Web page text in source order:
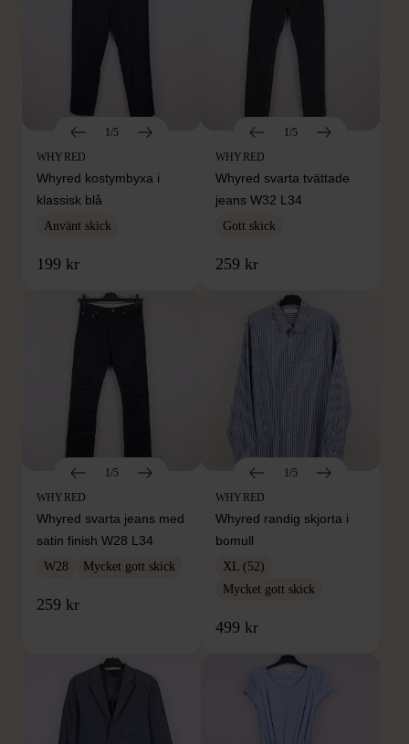
1/5
WHYRED
Whyred kostymbyxa i
klassisk blå
Använt skick
199 kr
1/5
WHYRED
Whyred svarta tvättade
jeans W32 L34
Gott skick
259 kr
1/5
WHYRED
Whyred svarta jeans med
satin finish W28 L34
W28 Mycket gott skick
259 kr
1/5
WHYRED
Whyred randig skjorta i
bomull
XL (52)
Mycket gott skick
499 kr